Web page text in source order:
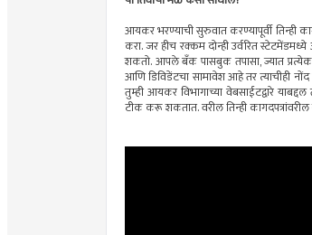
आयकर भरण्याची सुरुवात करण्यापूर्वी तिन्ही
करा. जर हीच रक्कम दोन्ही उर्वरित
शकतो. आपले बँक पासबुक तपासा, ज्यात
आणि डिविडेंटचा सामावेश आहे तर त्याचीही
तुम्ही आयकर विभागाच्या वेबसाईटद्वारे
टीक करू शकतात. वरील तिन्ही